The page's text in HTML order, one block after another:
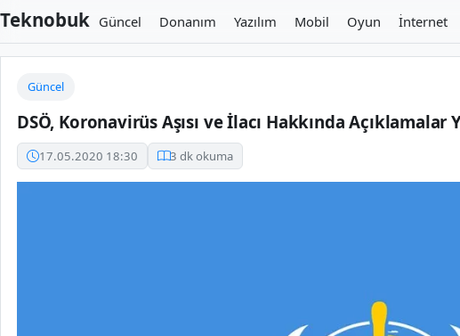
Teknobuk Güncel Donanım Yazılım Mobil Oyun İnternet
Güncel
DSÖ, Koronavirüs Aşısı ve İlacı Hakkında Açıklamalar
17.05.2020 18:30 3 dk okuma